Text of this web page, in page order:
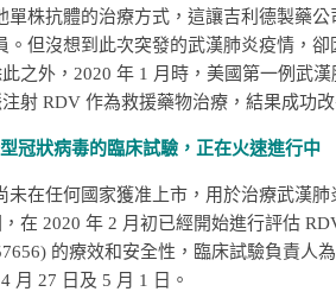
單株抗體的治療方式，這讓吉利德製藥
。但沒想到此次突發的武漢肺炎疫情，
此之外，2020 年 1 月時，美國第一例武
射 RDV 作為救援藥物治療，結果成功
冠狀病毒的臨床試驗，正在火速進行中
未在任何國家獲准上市，用於治療武漢
在 2020 年 2 月初已經開始進行評估
的療效和安全性，臨床試驗負責人
月 27 日及 5 月 1 日。